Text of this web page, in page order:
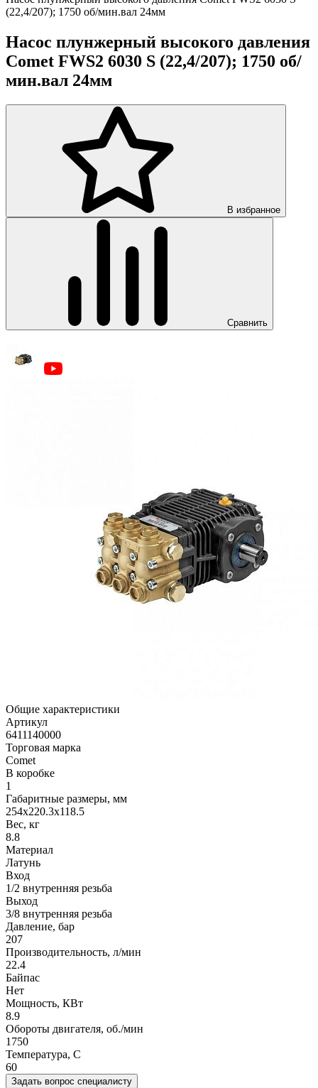
(22,4/207); 1750 об/мин.вал 24мм
Насос плунжерный высокого давления
Comet FWS2 6030 S (22,4/207); 1750 об/
мин.вал 24мм
В избранное
Сравнить
Общие характеристики
Артикул
6411140000
Торговая марка
Comet
В коробке
1
Габаритные размеры, мм
254x220.3x118.5
Вес, кг
8.8
Материал
Латунь
Вход
1/2 внутренняя резьба
Выход
3/8 внутренняя резьба
Давление, бар
207
Производительность, л/мин
22.4
Байпас
Нет
Мощность, КВт
8.9
Обороты двигателя, об./мин
1750
Температура, C
60
Задать вопрос специалисту